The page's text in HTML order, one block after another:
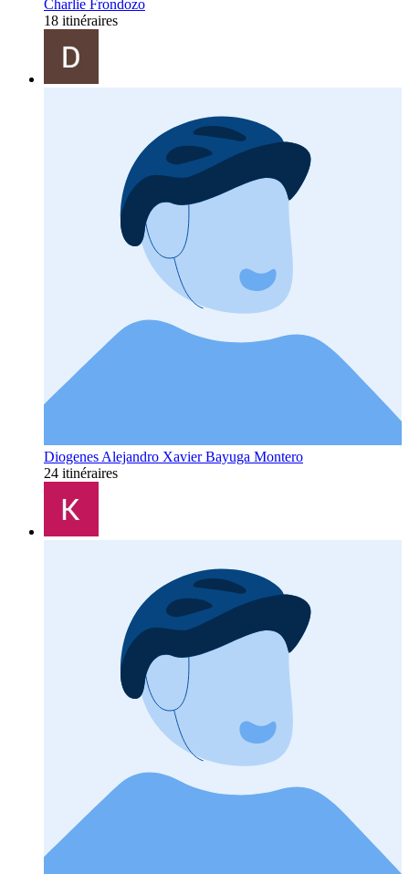
Charlie Frondozo
18 itinéraires
Diogenes Alejandro Xavier Bayuga Montero
24 itinéraires